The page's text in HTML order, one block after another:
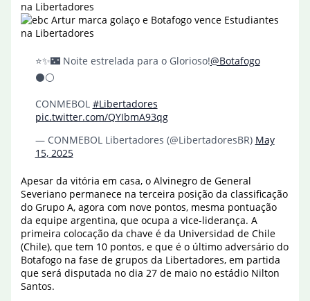
⭐️✨🌃 Noite estrelada para o Glorioso!@Botafogo
⚫️⚪️
CONMEBOL #Libertadores
pic.twitter.com/QYIbmA93qg
— CONMEBOL Libertadores (@LibertadoresBR) May
15, 2025
Apesar da vitória em casa, o Alvinegro de General
Severiano permanece na terceira posição da classificação
do Grupo A, agora com nove pontos, mesma pontuação
da equipe argentina, que ocupa a vice-liderança. A
primeira colocação da chave é da Universidad de Chile
(Chile), que tem 10 pontos, e que é o último adversário do
Botafogo na fase de grupos da Libertadores, em partida
que será disputada no dia 27 de maio no estádio Nilton
Santos.